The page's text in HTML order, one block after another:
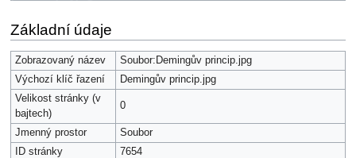
na
navigaci
na
vyhledávání
Základní údaje
Zobrazovaný název
Soubor:Demingův princip.jpg
Výchozí klíč řazení
Demingův princip.jpg
Velikost stránky (v
bajtech)
0
Jmenný prostor
Soubor
ID stránky
7654